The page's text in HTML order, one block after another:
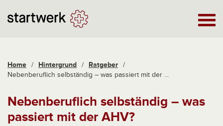
Home / Hintergrund / Ratgeber /
Nebenberuflich selbständig – was passiert mit der ...
Nebenberuflich selbständig – was
passiert mit der AHV?